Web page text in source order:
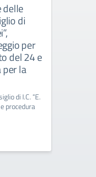
delle
di
per
del 24 e
la
di I.C. “E.
procedura